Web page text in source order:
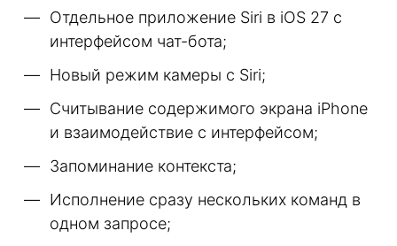
Отдельное приложение Siri в iOS 27 с
интерфейсом чат-бота;
Новый режим камеры с Siri;
Считывание содержимого экрана iPhone
и взаимодействие с интерфейсом;
Запоминание контекста;
Исполнение сразу нескольких команд в
одном запросе;